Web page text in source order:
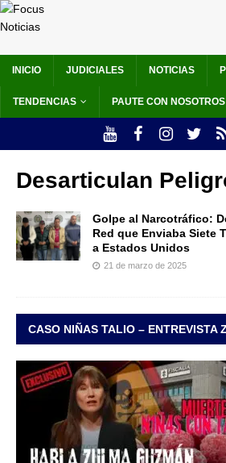
INICIO JUDICIALES NOTICIAS
TENDENCIAS PAUTE CON NOSOTROS
Desarticulan
Golpe al Narcotráfico:
Red que Enviaba Siete
a Estados Unidos
21 de marzo de 2025
CASO NIÑAS TALIO – ENTREVISTA